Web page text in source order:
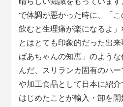
で体調が悪かった時に、「
飲むと生理痛が楽になるよ
とはとても印象的だった出
ばあちゃんの知恵」のよう
んだ、スリランカ固有のハ
や加工食品として日本に紹介
はじめたことが輸入・卸を